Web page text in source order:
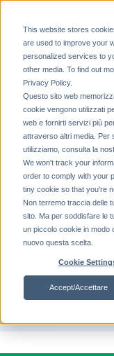
This website stores
are used to improve your
personalized services to
other media. To find out
Privacy Policy.
Questo sito web
cookie vengono utilizzati
web e fornirti servizi più
attraverso altri media. Per
utilizziamo, consulta la
We won't track your
order to comply with your
tiny cookie so that you're
Non terremo traccia delle
sito. Ma per soddisfare le
un piccolo cookie in modo
nuovo questa scelta.
Cookie
Accept/Accettare
Le Cassettiere
perfettamente
Completi di
per gli articoli